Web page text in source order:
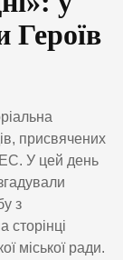
Героїв
присвячених
У цей день
з
міської ради.